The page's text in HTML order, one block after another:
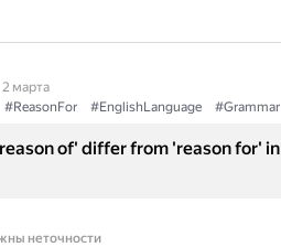
2 марта
#ReasonFor #EnglishLanguage #Grammar
of' differ from 'reason for' in
неточности